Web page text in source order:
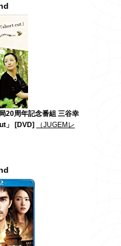
20周年記念番組 三谷幸
」 [DVD]
（JUGEMレ